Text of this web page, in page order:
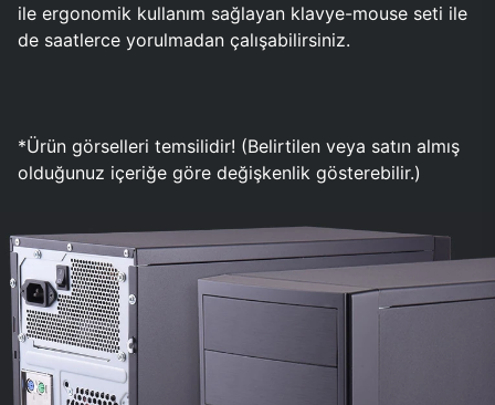
ile ergonomik kullanım sağlayan klavye-mouse seti ile
de saatlerce yorulmadan çalışabilirsiniz.
*Ürün görselleri temsilidir! (Belirtilen veya satın almış
olduğunuz içeriğe göre değişkenlik gösterebilir.)